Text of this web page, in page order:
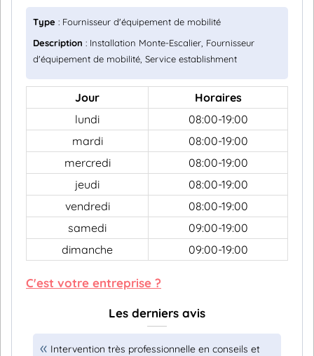
Type : Fournisseur d'équipement de mobilité
Description : Installation Monte-Escalier, Fournisseur
d'équipement de mobilité, Service establishment
Jour
Horaires
lundi
08:00-19:00
mardi
08:00-19:00
mercredi
08:00-19:00
jeudi
08:00-19:00
vendredi
08:00-19:00
samedi
09:00-19:00
dimanche
09:00-19:00
C'est votre entreprise ?
Les derniers avis
Intervention très professionnelle en conseils et